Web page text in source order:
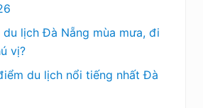
du lịch Đà Nẵng mùa mưa, đi
vị?
du lịch nổi tiếng nhất Đà